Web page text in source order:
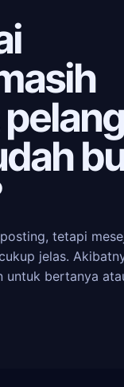
tetapi
jelas.
bertanya